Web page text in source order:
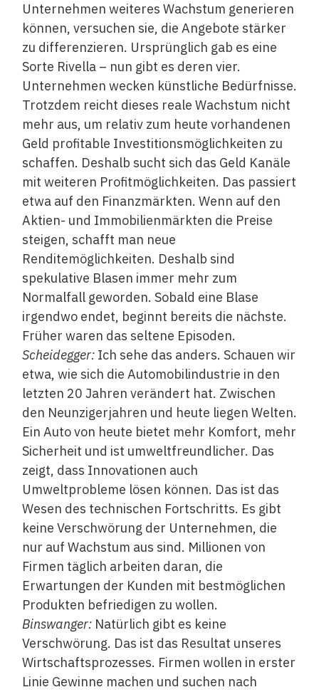
Unternehmen weiteres Wachstum generieren
können, versuchen sie, die Angebote stärker
zu differenzieren. Ursprünglich gab es eine
Sorte Rivella – nun gibt es deren vier.
Unternehmen wecken künstliche Bedürfnisse.
Trotzdem reicht dieses reale Wachstum nicht
mehr aus, um relativ zum heute vorhandenen
Geld profitable Investitionsmöglichkeiten zu
schaffen. Deshalb sucht sich das Geld Kanäle
mit weiteren Profitmöglichkeiten. Das passiert
etwa auf den Finanzmärkten. Wenn auf den
Aktien- und Immobilienmärkten die Preise
steigen, schafft man neue
Renditemöglichkeiten. Deshalb sind
spekulative Blasen immer mehr zum
Normalfall geworden. Sobald eine Blase
irgendwo endet, beginnt bereits die nächste.
Früher waren das seltene Episoden.
Scheidegger:Ich sehe das anders. Schauen wir
etwa, wie sich die Automobilindustrie in den
letzten 20 Jahren verändert hat. Zwischen
den Neunzigerjahren und heute liegen Welten.
Ein Auto von heute bietet mehr Komfort, mehr
Sicherheit und ist umweltfreundlicher. Das
zeigt, dass Innovationen auch
Umweltprobleme lösen können. Das ist das
Wesen des technischen Fortschritts. Es gibt
keine Verschwörung der Unternehmen, die
nur auf Wachstum aus sind. Millionen von
Firmen täglich arbeiten daran, die
Erwartungen der Kunden mit bestmöglichen
Produkten befriedigen zu wollen.
Binswanger:Natürlich gibt es keine
Verschwörung. Das ist das Resultat unseres
Wirtschaftsprozesses. Firmen wollen in erster
Linie Gewinne machen und suchen nach